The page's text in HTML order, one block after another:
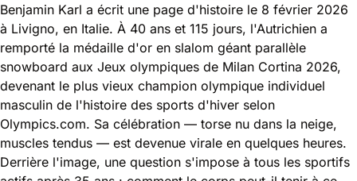
Benjamin Karl a écrit une page d'histoire le 8 février 2026
à Livigno, en Italie. À 40 ans et 115 jours, l'Autrichien a
remporté la médaille d'or en slalom géant parallèle
snowboard aux Jeux olympiques de Milan Cortina 2026,
devenant le plus vieux champion olympique individuel
masculin de l'histoire des sports d'hiver selon
Olympics.com. Sa célébration — torse nu dans la neige,
muscles tendus — est devenue virale en quelques heures.
Derrière l'image, une question s'impose à tous les sportifs